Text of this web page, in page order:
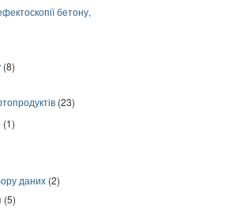
бетону,
(8)
(23)
(1)
даних (2)
(5)